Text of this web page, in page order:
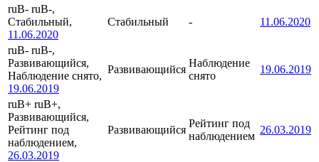
ruB- ruB-,
Стабильный,
11.06.2020
Стабильный - 11.06.2020
ruB- ruB-,
Развивающийся,
Наблюдение снято,
19.06.2019
Развивающийся
Наблюдение
снято
19.06.2019
ruB+ ruB+,
Развивающийся,
Рейтинг под
наблюдением,
26.03.2019
Развивающийся
Рейтинг под
наблюдением
26.03.2019